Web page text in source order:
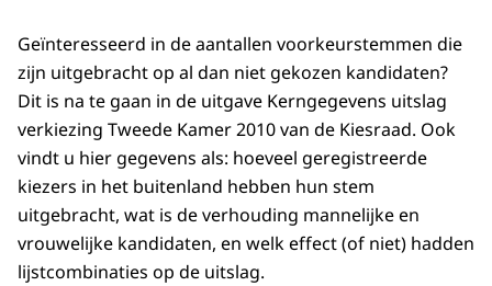
Geïnteresseerd in de aantallen voorkeurstemmen die
zijn uitgebracht op al dan niet gekozen kandidaten?
Dit is na te gaan in de uitgave Kerngegevens uitslag
verkiezing Tweede Kamer 2010 van de Kiesraad. Ook
vindt u hier gegevens als: hoeveel geregistreerde
kiezers in het buitenland hebben hun stem
uitgebracht, wat is de verhouding mannelijke en
vrouwelijke kandidaten, en welk effect (of niet) hadden
lijstcombinaties op de uitslag.